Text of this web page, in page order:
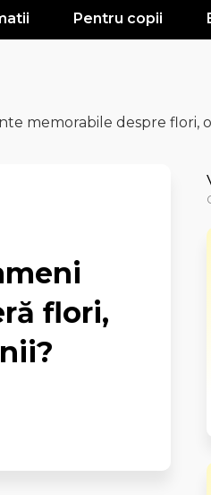
Pentru copii
memorabile despre flori,
flori,